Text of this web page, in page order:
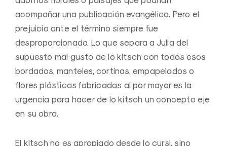
acompañar una publicación evangélica. Pero el
prejuicio ante el término siempre fue
desproporcionado. Lo que separa a Julia del
supuesto mal gusto de lo kitsch con todos esos
bordados, manteles, cortinas, empapelados o
flores plásticas fabricadas al por mayor es la
urgencia para hacer de lo kitsch un concepto eje
en su obra.
El kitsch no es apropiado desde lo cursi, sino